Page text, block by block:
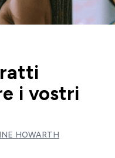
i vostri
HOWARTH